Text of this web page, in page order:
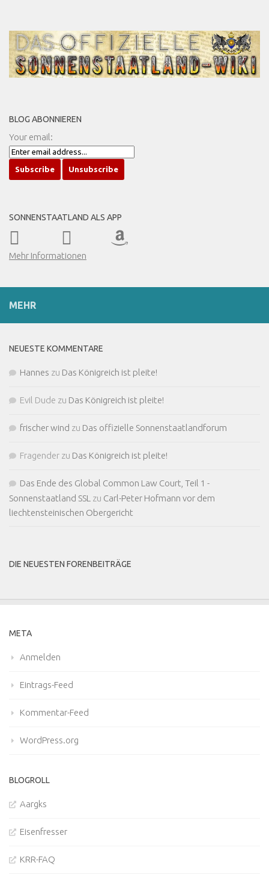
BLOG ABONNIEREN
Your email:
SONNENSTAATLAND ALS APP
Mehr Informationen
MEHR
NEUESTE KOMMENTARE
Hannes zu Das Königreich ist pleite!
Evil Dude zu Das Königreich ist pleite!
frischer wind zu Das offizielle Sonnenstaatlandforum
Fragender zu Das Königreich ist pleite!
Das Ende des Global Common Law Court, Teil 1 -
Sonnenstaatland SSL zu Carl-Peter Hofmann vor dem
liechtensteinischen Obergericht
DIE NEUESTEN FORENBEITRÄGE
META
Anmelden
Eintrags-Feed
Kommentar-Feed
WordPress.org
BLOGROLL
Aargks
Eisenfresser
KRR-FAQ